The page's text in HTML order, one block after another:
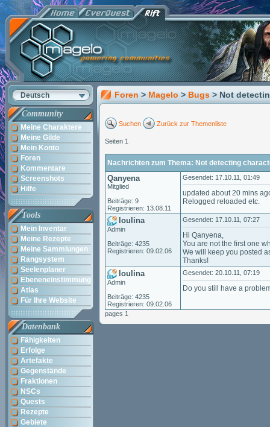
Deutsch
Community
Meine Charaktere
Meine Gilde
Mein Konto
Foren
Kommentare
Screenshots
Hilfe
Tools
Mein Inventar
Meine Rezepte
Meine Sammlungen
Rangsystem
Seelenplaner
Ebeneneinstimmung
Atlas
Für Ihre Website
Datenbank
Fähigkeiten
Erfolge
Artefakte
Gegenstände
Fraktionen
NSCs
Quests
Rezepte
Gebiete
Foren > Magelo > Bugs > Not
Suchen Zurück zur Themenliste
Seiten 1
Nachrichten zum Thema: Not detecting
Qanyena
Mitglied
Beiträge: 9
Registrieren: 13.08.11
Gesendet: 17.10.11, 01:49
updated about 20 mins
Relogged reloaded etc.
loulina
Admin
Beiträge: 4235
Registrieren: 09.02.06
Gesendet: 17.10.11, 07:27
Hi Qanyena,
You are not the first one
We will keep you posted
Thanks!
loulina
Admin
Beiträge: 4235
Registrieren: 09.02.06
Gesendet: 20.10.11, 07:19
Do you still have a
pages 1